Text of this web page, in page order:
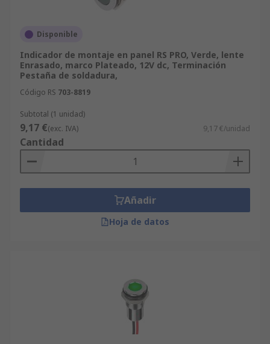
Disponible
Indicador de montaje en panel RS PRO, Verde, lente
Enrasado, marco Plateado, 12V dc, Terminación
Pestaña de soldadura,
Código RS 703-8819
Subtotal (1 unidad)
9,17 €(exc. IVA) 9,17 €/unidad
Cantidad
Añadir
Hoja de datos